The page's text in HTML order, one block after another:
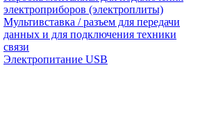
электроприборов (электроплиты)
Мультивставка / разъем для передачи
данных и для подключения техники
связи
Электропитание USB